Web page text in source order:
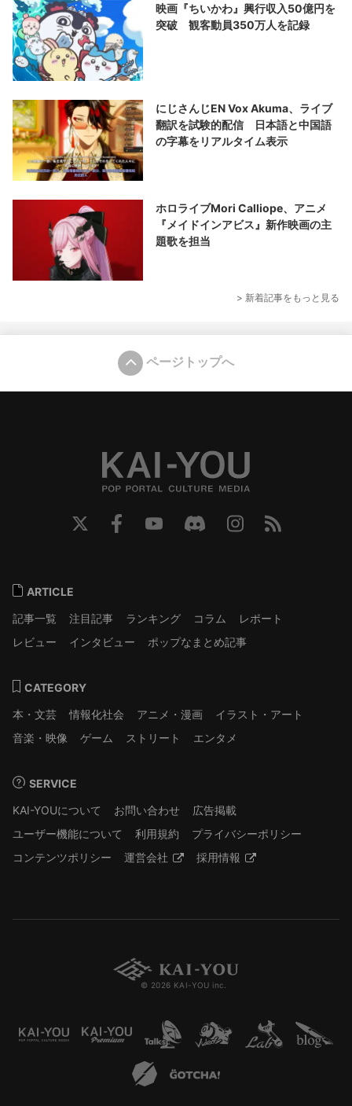
映画『ちいかわ』興行収入50億円を
突破 観客動員350万人を記録
にじさんじEN Vox Akuma、ライブ
翻訳を試験的配信 日本語と中国語
の字幕をリアルタイム表示
ホロライブMori Calliope、アニメ
『メイドインアビス』新作映画の主
題歌を担当
> 新着記事をもっと見る
ページトップへ
ARTICLE
記事一覧
注目記事 ランキング コラム
レポート
レビュー
インタビュー ポップなまとめ記事
CATEGORY
本・文芸
情報化社会 アニメ・漫画
イラスト・アート
音楽・映像
ゲーム ストリート エンタメ
SERVICE
KAI-YOUについて
お問い合わせ
広告掲載
ユーザー機能について
利用規約
プライバシーポリシー
コンテンツポリシー
運営会社 採用情報
© 2026 KAI-YOU inc.